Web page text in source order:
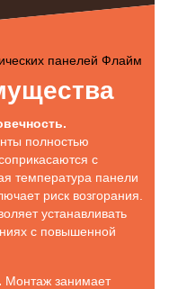
полностью
с
температура панели
риск возгорания.
устанавливать
с повышенной
Монтаж занимает